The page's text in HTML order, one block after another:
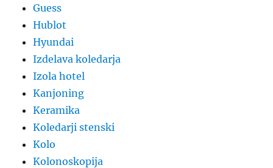
Guess
Hublot
Hyundai
Izdelava koledarja
Izola hotel
Kanjoning
Keramika
Koledarji stenski
Kolo
Kolonoskopija